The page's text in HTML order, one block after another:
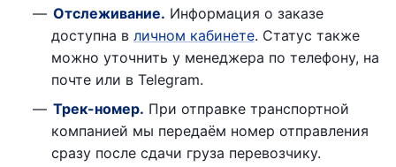
Отслеживание. Информация о заказе
доступна в личном кабинете. Статус также
можно уточнить у менеджера по телефону, на
почте или в Telegram.
Трек-номер. При отправке транспортной
компанией мы передаём номер отправления
сразу после сдачи груза перевозчику.